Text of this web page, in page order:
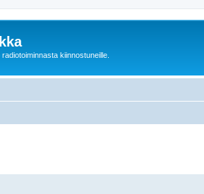
kiinnostuneille.